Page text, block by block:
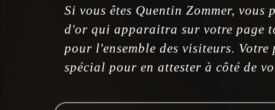
Si vous êtes Quentin Zommer, vous
d'or qui apparaitra sur votre page
pour l'ensemble des visiteurs.
spécial pour en attester à côté de